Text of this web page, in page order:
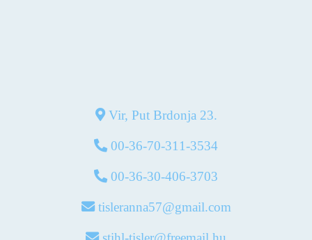
Vir, Put Brdonja 23.
00-36-70-311-3534
00-36-30-406-3703
tisleranna57@gmail.com